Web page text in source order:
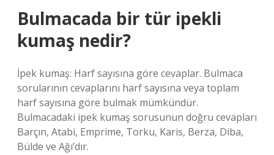
Bulmacada bir tür ipekli
kumaş nedir?
İpek kumaş: Harf sayısına göre cevaplar. Bulmaca
sorularının cevaplarını harf sayısına veya toplam
harf sayısına göre bulmak mümkündür.
Bulmacadaki ipek kumaş sorusunun doğru cevapları
Barçın, Atabi, Emprime, Torku, Karis, Berza, Diba,
Bülde ve Ağı’dır.